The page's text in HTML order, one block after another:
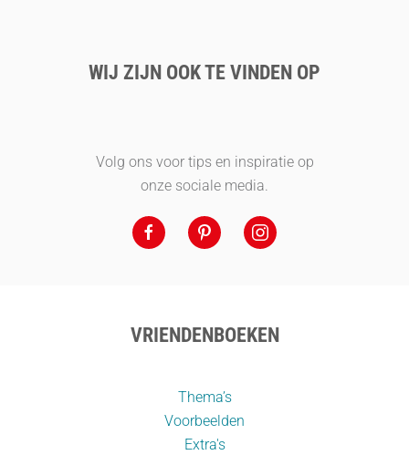
WIJ ZIJN OOK TE VINDEN OP
Volg ons voor tips en inspiratie op
onze sociale media.
VRIENDENBOEKEN
Thema’s
Voorbeelden
Extra's